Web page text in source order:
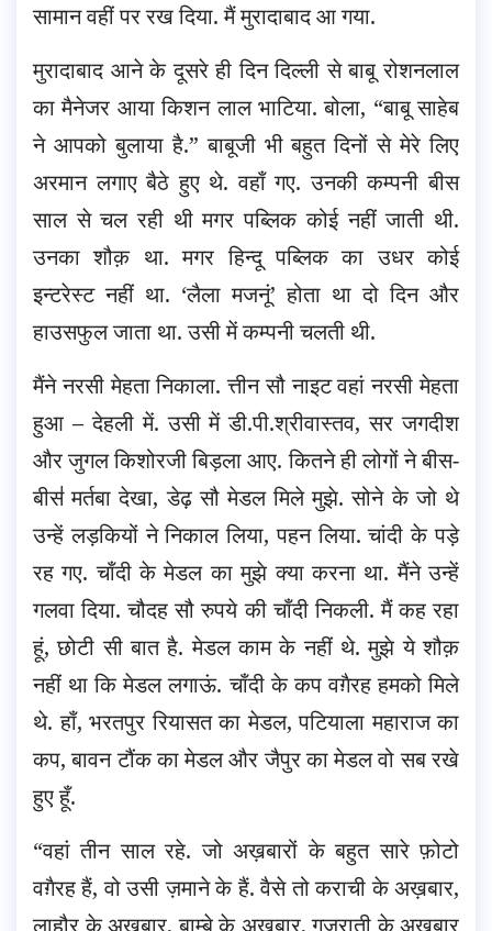
सामान वहीं पर रख दिया. मैं मुरादाबाद आ गया.
मुरादाबाद आने के दूसरे ही दिन दिल्ली से बाबू रोशनलाल
का मैनेजर आया किशन लाल भाटिया. बोला, “बाबू साहेब
ने आपको बुलाया है.” बाबूजी भी बहुत दिनों से मेरे लिए
अरमान लगाए बैठे हुए थे. वहाँ गए. उनकी कम्पनी बीस
साल से चल रही थी मगर पब्लिक कोई नहीं जाती थी.
उनका शौक़ था. मगर हिन्दू पब्लिक का उधर कोई
इन्टरेस्ट नहीं था. ‘लैला मजनूं’ होता था दो दिन और
हाउसफुल जाता था. उसी में कम्पनी चलती थी.
मैंने नरसी मेहता निकाला. त्तीन सौ नाइट वहां नरसी मेहता
हुआ – देहली में. उसी में डी.पी.श्रीवास्तव, सर जगदीश
और जुगल किशोरजी बिड़ला आए. कितने ही लोगों ने बीस-
बीस॑ मर्तबा देखा, डेढ़ सौ मेडल मिले मुझे. सोने के जो थे
उन्हें लड़कियों ने निकाल लिया, पहन लिया. चांदी के पड़े
रह गए. चाँदी के मेडल का मुझे क्या करना था. मैंने उन्हें
गलवा दिया. चौदह सौ रुपये की चाँदी निकली. मैं कह रहा
हूं, छोटी सी बात है. मेडल काम के नहीं थे. मुझे ये शौक़
नहीं था कि मेडल लगाऊं. चाँदी के कप वग़ैरह हमको मिले
थे. हाँ, भरतपुर रियासत का मेडल, पटियाला महाराज का
कप, बावन टौंक का मेडल और जैपुर का मेडल वो सब रखे
हुए हूँ.
“वहां तीन साल रहे. जो अख़बारों के बहुत सारे फ़ोटो
वग़ैरह हैं, वो उसी ज़माने के हैं. वैसे तो कराची के अख़बार,